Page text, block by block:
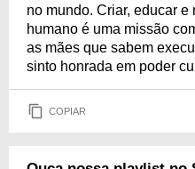
no mundo. Criar, educar
humano é uma missão
as mães que sabem
sinto honrada em poder
COPIAR